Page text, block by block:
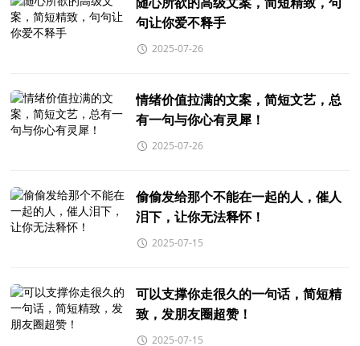
句让你爱不释手
2025-07-26
情绪价值拉满的文案，简短文艺，总
有一句与你心有灵犀！
2025-07-26
偷偷发给那个不能在一起的人，催人
泪下，让你无法释怀！
2025-07-15
可以支撑你走很久的一句话，简短精
致，发朋友圈超赞！
2025-07-15